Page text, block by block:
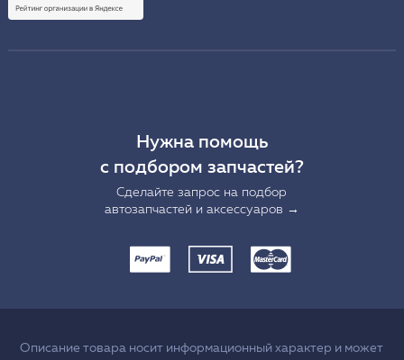
Нужна помощь
с подбором запчастей?
Сделайте запрос на подбор
автозапчастей и аксессуаров →
Описание товара носит информационный характер и может